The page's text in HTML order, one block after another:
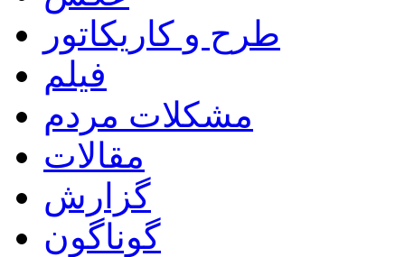
طرح و کاریکاتور
فیلم
مشکلات مردم
مقالات
گزارش
گوناگون